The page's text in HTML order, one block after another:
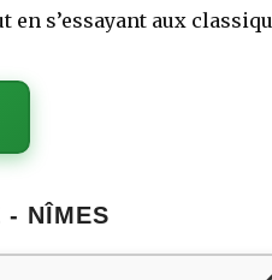
s’essayant aux
- NÎMES